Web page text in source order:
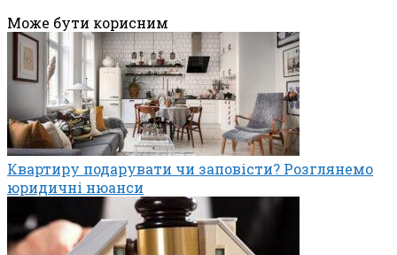
Може бути корисним
Квартиру подарувати чи заповісти? Розглянемо
юридичні нюанси